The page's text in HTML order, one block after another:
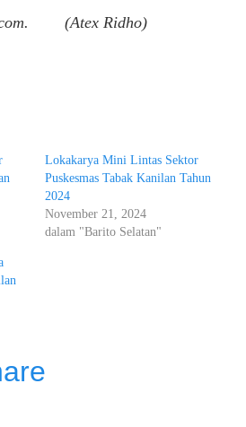
(Atex Ridho)
Lokakarya Mini Lintas Sektor
Puskesmas Tabak Kanilan Tahun
2024
November 21, 2024
dalam "Barito Selatan"